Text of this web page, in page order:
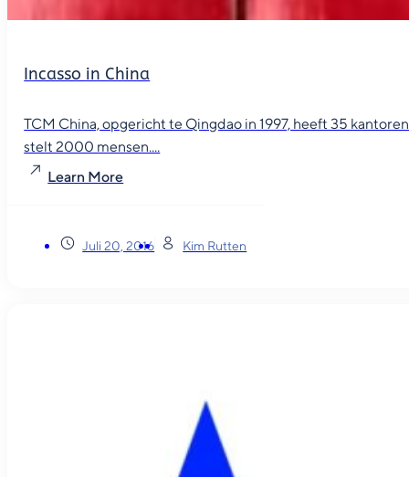
Incasso in China
TCM China, opgericht te Qingdao in 1997, heeft 35
stelt 2000 mensen....
Learn More
Juli 20, 2016 Kim Rutten